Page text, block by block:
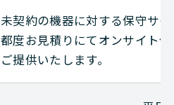
未契約の機器に対する保守サ
都度お見積りにてオンサイト
ご提供いたします。